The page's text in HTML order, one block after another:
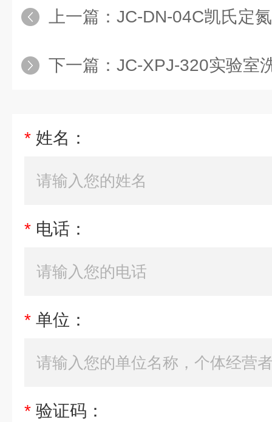
上一篇： JC-DN-04C凯氏定
下一篇： JC-XPJ-320实验室
* 姓名：
* 电话：
* 单位：
* 验证码：